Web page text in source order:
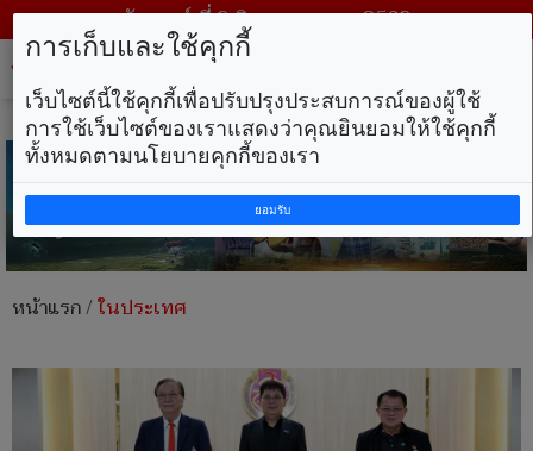
วันเสาร์ ที่ 8 สิงหาคม พ.ศ. 2569
หน้าแรก/ในประเทศ
การเก็บและใช้คุกกี้
เว็บไซต์นี้ใช้คุกกี้เพื่อปรับปรุงประสบการณ์ของผู้ใช้
การใช้เว็บไซต์ของเราแสดงว่าคุณยินยอมให้ใช้คุกกี้
ทั้งหมดตามนโยบายคุกกี้ของเรา
ยอมรับ